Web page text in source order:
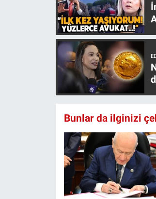
Bunlar da ilginizi